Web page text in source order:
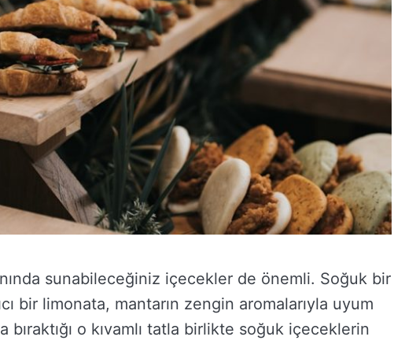
sunabileceğiniz içecekler de önemli. Soğuk bir
bir limonata, mantarın zengin aromalarıyla uyum
bıraktığı o kıvamlı tatla birlikte soğuk içeceklerin